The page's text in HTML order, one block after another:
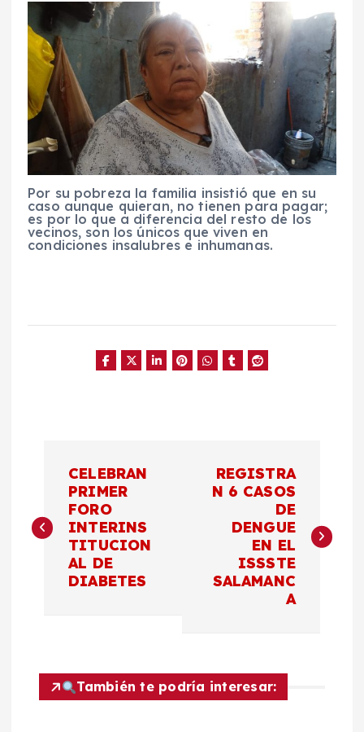
Por su pobreza la familia insistió que en su
caso aunque quieran, no tienen para pagar;
es por lo que a diferencia del resto de los
vecinos, son los únicos que viven en
condiciones insalubres e inhumanas.
v
c
CELEBRAN
PRIMER
FORO
INTERINS
TITUCION
AL DE
DIABETES
REGISTRA
N 6 CASOS
DE
DENGUE
EN EL
ISSSTE
SALAMANC
A
También te podría interesar: